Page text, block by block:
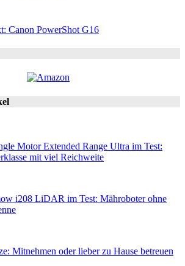
Canon PowerShot G16
Motor Extended Range Ultra im Test:
mit viel Reichweite
i208 LiDAR im Test: Mähroboter ohne
Mitnehmen oder lieber zu Hause betreuen